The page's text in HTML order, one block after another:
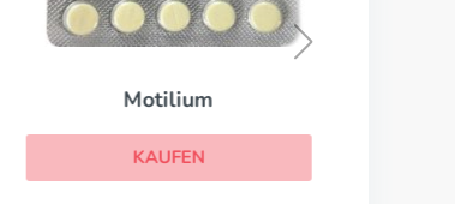
Motilium
KAUFEN